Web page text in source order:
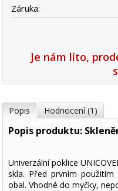
Záruka:
Je nám líto,
Popis Hodnocení (1)
Popis produktu:
Univerzální poklice
skla. Před prvním
obal. Vhodné do myčky,